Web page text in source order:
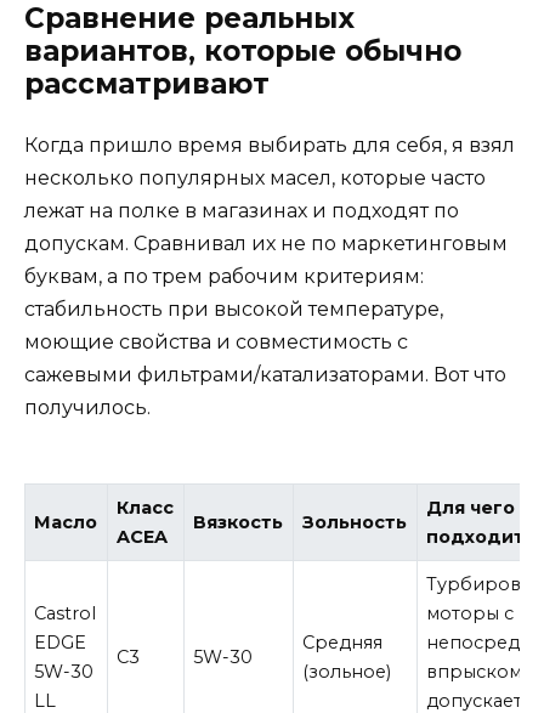
Сравнение реальных
вариантов, которые обычно
рассматривают
Когда пришло время выбирать для себя, я взял
несколько популярных масел, которые часто
лежат на полке в магазинах и подходят по
допускам. Сравнивал их не по маркетинговым
буквам, а по трем рабочим критериям:
стабильность при высокой температуре,
моющие свойства и совместимость с
сажевыми фильтрами/катализаторами. Вот что
получилось.
Масло
Класс
ACEA
Вязкость Зольность
Для чего
подходит
Castrol
EDGE
5W-30
LL
C3 5W-30
Средняя
(зольное)
моторы с
впрыском,
допускается